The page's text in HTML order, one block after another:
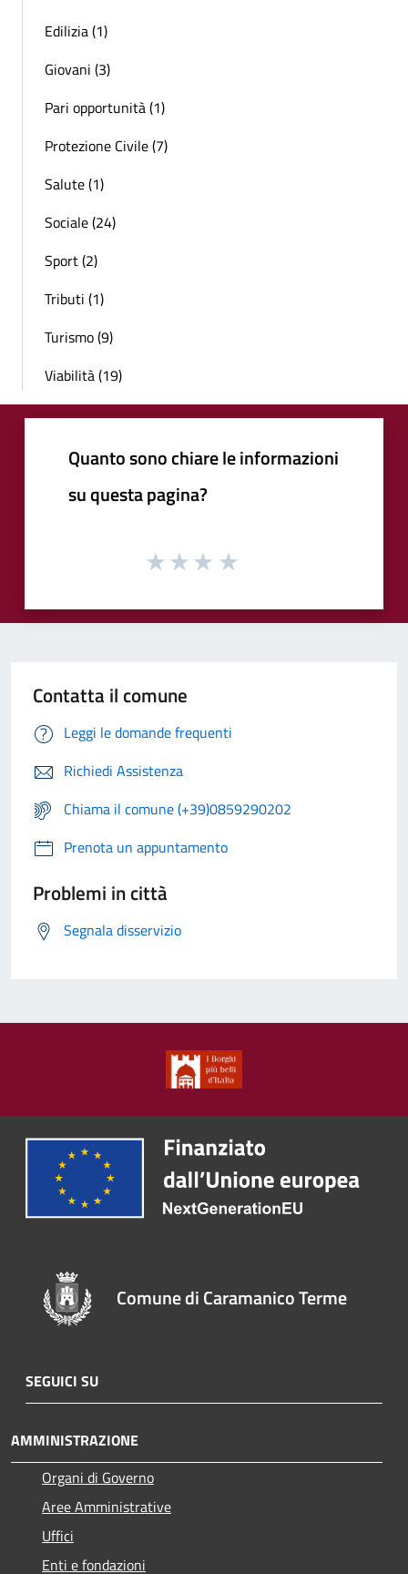
Edilizia (1)
Giovani (3)
Pari opportunità (1)
Protezione Civile (7)
Salute (1)
Sociale (24)
Sport (2)
Tributi (1)
Turismo (9)
Viabilità (19)
Quanto sono chiare le informazioni
su questa pagina?
Contatta il comune
Leggi le domande frequenti
Richiedi Assistenza
Chiama il comune (+39)0859290202
Prenota un appuntamento
Problemi in città
Segnala disservizio
Comune di Caramanico Terme
SEGUICI SU
AMMINISTRAZIONE
Organi di Governo
Aree Amministrative
Uffici
Enti e fondazioni